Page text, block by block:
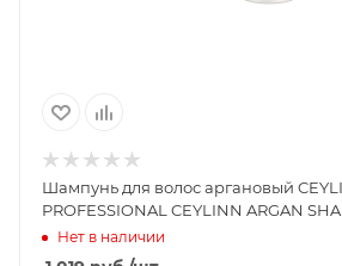
Шампунь для волос аргановый
PROFESSIONAL CEYLINN ARGAN
Нет в наличии